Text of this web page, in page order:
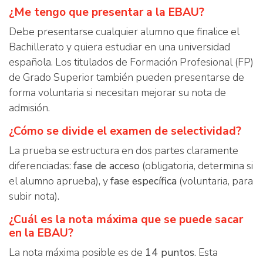
¿Me tengo que presentar a la EBAU?
Debe presentarse cualquier alumno que finalice el
Bachillerato y quiera estudiar en una universidad
española. Los titulados de Formación Profesional (FP)
de Grado Superior también pueden presentarse de
forma voluntaria si necesitan mejorar su nota de
admisión.
¿Cómo se divide el examen de selectividad?
La prueba se estructura en dos partes claramente
diferenciadas: fase de acceso (obligatoria, determina si
el alumno aprueba), yfase específica (voluntaria, para
subir nota).
¿Cuál es la nota máxima que se puede sacar
en la EBAU?
La nota máxima posible es de 14 puntos. Esta